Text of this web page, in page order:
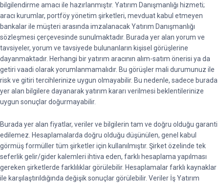
bilgilendirme amacı ile hazırlanmıştır. Yatırım Danışmanlığı hizmeti;
aracı kurumlar, portföy yönetim şirketleri, mevduat kabul etmeyen
bankalar ile müşteri arasında imzalanacak Yatırım Danışmanlığı
sözleşmesi çerçevesinde sunulmaktadır. Burada yer alan yorum ve
tavsiyeler, yorum ve tavsiyede bulunanların kişisel görüşlerine
dayanmaktadır. Herhangi bir yatırım aracının alım-satım önerisi ya da
getiri vaadi olarak yorumlanmamalıdır. Bu görüşler mali durumunuz ile
risk ve gitiri tercihlerinize uygun olmayabilir. Bu nedenle, sadece burada
yer alan bilgilere dayanarak yatırım kararı verilmesi beklentilerinize
uygun sonuçlar doğurmayabilir.
Burada yer alan fiyatlar, veriler ve bilgilerin tam ve doğru olduğu garanti
edilemez. Hesaplamalarda doğru olduğu düşünülen, genel kabul
görmüş formüller tüm şirketler için kullanılmıştır. Şirket özelinde tek
seferlik gelir/gider kalemleri ihtiva eden, farklı hesaplama yapılması
gereken şirketlerde farklılıklar görülebilir. Hesaplamalar farklı kaynaklar
ile karşılaştırıldığında değişik sonuçlar görülebilir. Veriler İş Yatırım